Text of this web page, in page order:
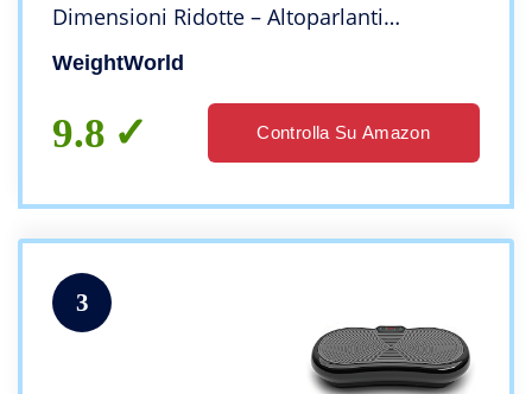
Dimensioni Ridotte – Altoparlanti
Bluetooth, 5 Bande di Resistenza,
Telecomando – Pedana Vibrante
Dimagrante per il Corpo
WeightWorld
9.8 Controlla Su Amazon
3